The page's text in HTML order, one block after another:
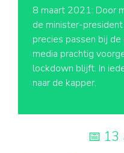
8 maart 2021: Door
de minister-
precies passen bij
media prachtig
lockdown blijft. In
naar de kapper.
13